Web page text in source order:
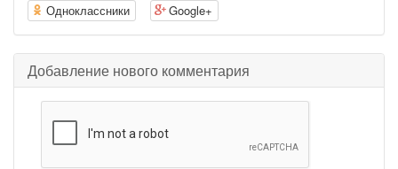
Одноклассники
Google+
Добавление нового комментария